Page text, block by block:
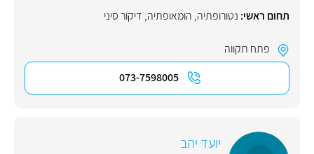
תחום ראשי: נטורופתיה, הומאופתיה, דיקור סיני
פתח תקווה
073-7598005
יועד יהב